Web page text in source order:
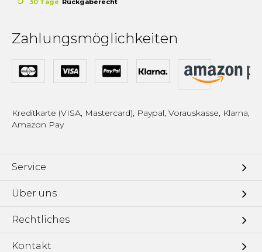
Zahlungsmöglichkeiten
Kreditkarte (VISA, Mastercard), Paypal, Vorauskasse, Klarna,
Amazon Pay
Service
Über uns
Rechtliches
Kontakt